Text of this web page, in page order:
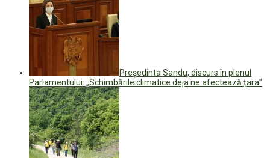
Președinta Sandu, discurs în plenul
Parlamentului: „Schimbările climatice deja ne afectează țara”